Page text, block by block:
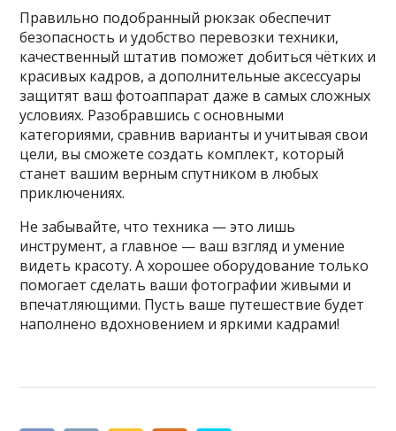
Правильно подобранный рюкзак обеспечит
безопасность и удобство перевозки техники,
качественный штатив поможет добиться чётких и
красивых кадров, а дополнительные аксессуары
защитят ваш фотоаппарат даже в самых сложных
условиях. Разобравшись с основными
категориями, сравнив варианты и учитывая свои
цели, вы сможете создать комплект, который
станет вашим верным спутником в любых
приключениях.
Не забывайте, что техника — это лишь
инструмент, а главное — ваш взгляд и умение
видеть красоту. А хорошее оборудование только
помогает сделать ваши фотографии живыми и
впечатляющими. Пусть ваше путешествие будет
наполнено вдохновением и яркими кадрами!